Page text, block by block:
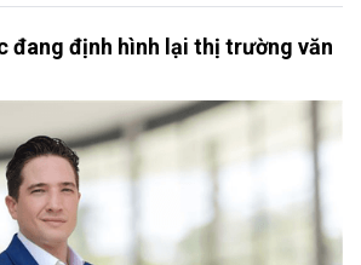
đang định hình lại thị trường văn